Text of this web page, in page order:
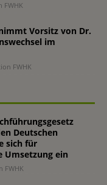
FWHK
Vorsitz von Dr.
im
FWHK
Deutschen
sich für
Umsetzung ein
FWHK